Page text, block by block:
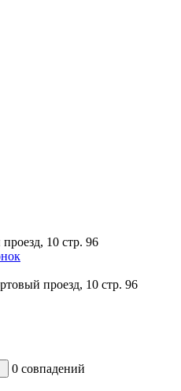
10 стр. 96
проезд, 10 стр. 96
0 совпадений